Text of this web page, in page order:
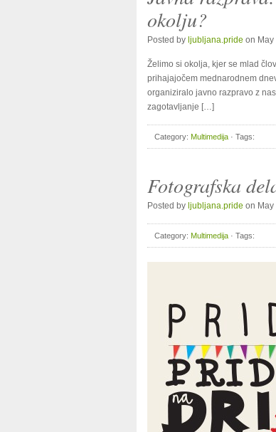
okolju?
Posted by ljubljana.pride on May
Želimo si okolja, kjer se mlad
prihajajočem mednarodnem
organiziralo javno razpravo z
zagotavljanje […]
Category: Multimedija · Tags:
Fotografska
Posted by ljubljana.pride on May
Category: Multimedija · Tags: